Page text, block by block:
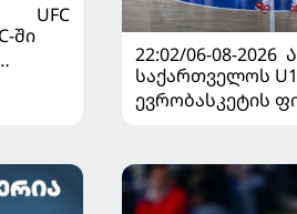
UFC
ში
22:02/06-08-2026
საქართველოს
ევრობასკეტის